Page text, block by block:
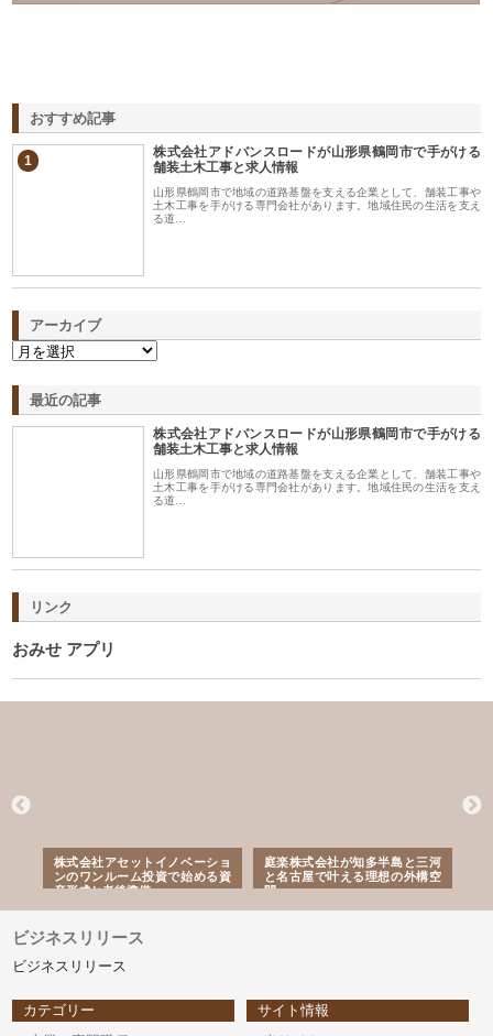
おすすめ記事
1
株式会社アドバンスロードが山形県鶴岡市で手がける
舗装土木工事と求人情報
山形県鶴岡市で地域の道路基盤を支える企業として、舗装工事や
土木工事を手がける専門会社があります。地域住民の生活を支え
る道…
アーカイブ
最近の記事
株式会社アドバンスロードが山形県鶴岡市で手がける
舗装土木工事と求人情報
山形県鶴岡市で地域の道路基盤を支える企業として、舗装工事や
土木工事を手がける専門会社があります。地域住民の生活を支え
る道…
リンク
おみせ アプリ
株式会社アセットイノベーショ
ンのワンルーム投資で始める資
産形成と老後準備
庭楽株式会社が知多半島と三河
と名古屋で叶える理想の外構空
間
ビジネスリリース
ビジネスリリース
カテゴリー
サイト情報